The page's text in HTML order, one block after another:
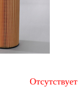
Отсутствует